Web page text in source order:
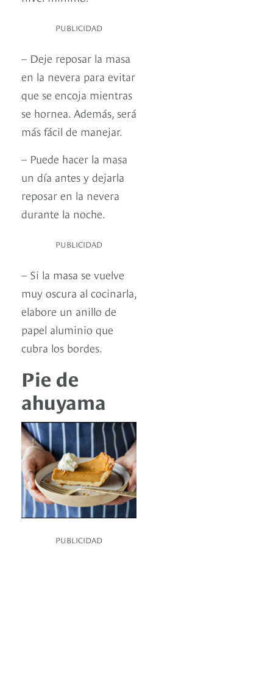
PUBLICIDAD
– Deje reposar la masa
en la nevera para evitar
que se encoja mientras
se hornea. Además, será
más fácil de manejar.
– Puede hacer la masa
un día antes y dejarla
reposar en la nevera
durante la noche.
PUBLICIDAD
– Si la masa se vuelve
muy oscura al cocinarla,
elabore un anillo de
papel aluminio que
cubra los bordes.
Pie de
ahuyama
PUBLICIDAD